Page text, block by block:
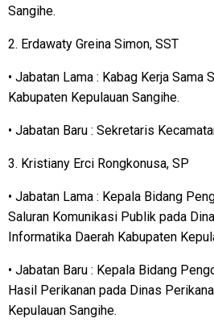
Sangihe.
2. Erdawaty Greina Simon, SST
• Jabatan Lama : Kabag Kerja Sama
Kabupaten Kepulauan Sangihe.
• Jabatan Baru : Sekretaris
3. Kristiany Erci Rongkonusa, SP
• Jabatan Lama : Kepala Bidang
Saluran Komunikasi Publik pada
Informatika Daerah Kabupaten
• Jabatan Baru : Kepala Bidang
Hasil Perikanan pada Dinas
Kepulauan Sangihe.